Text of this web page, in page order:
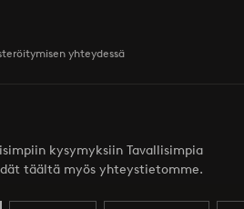
yhteydessä
kysymyksiin Tavallisimpia
täältä myös yhteystietomme.